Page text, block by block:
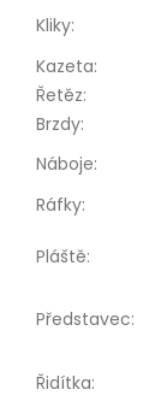
Kliky:
Kazeta:
Řetěz:
Brzdy:
Náboje:
Ráfky:
Pláště:
Představec:
Řidítka: